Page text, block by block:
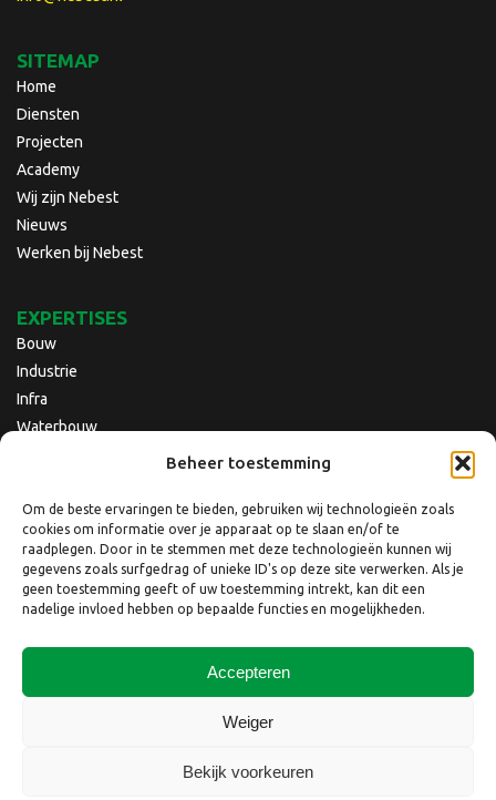
Beheer toestemming
Om de beste ervaringen te bieden, gebruiken wij technologieën zoals
cookies om informatie over je apparaat op te slaan en/of te
raadplegen. Door in te stemmen met deze technologieën kunnen wij
gegevens zoals surfgedrag of unieke ID's op deze site verwerken. Als je
geen toestemming geeft of uw toestemming intrekt, kan dit een
nadelige invloed hebben op bepaalde functies en mogelijkheden.
Accepteren
Weiger
Bekijk voorkeuren
SITEMAP
Home
Diensten
Projecten
Academy
Wij zijn Nebest
Nieuws
Werken bij Nebest
EXPERTISES
Bouw
Industrie
Infra
Waterbouw
Copyright © 2026 Nebest B.V.
Privacyverklaring